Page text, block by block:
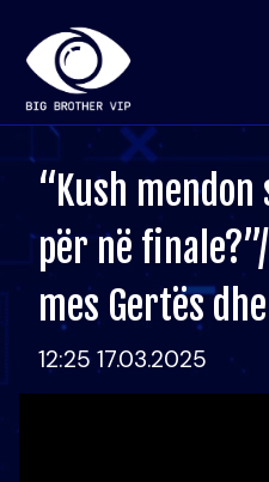
“Kush
për në
mes Gertës
12:25 17.03.2025